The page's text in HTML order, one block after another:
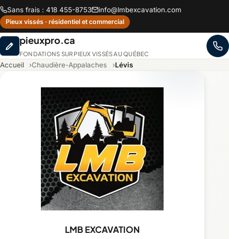
Sans frais : 418 455-8753 info@lmbexcavation.com
Pieux vissés · résidentiel et commercial
pieuxpro.ca
FONDATIONS SUR PIEUX VISSÉS AU QUÉBEC
Accueil Chaudière-Appalaches Lévis
LMB EXCAVATION